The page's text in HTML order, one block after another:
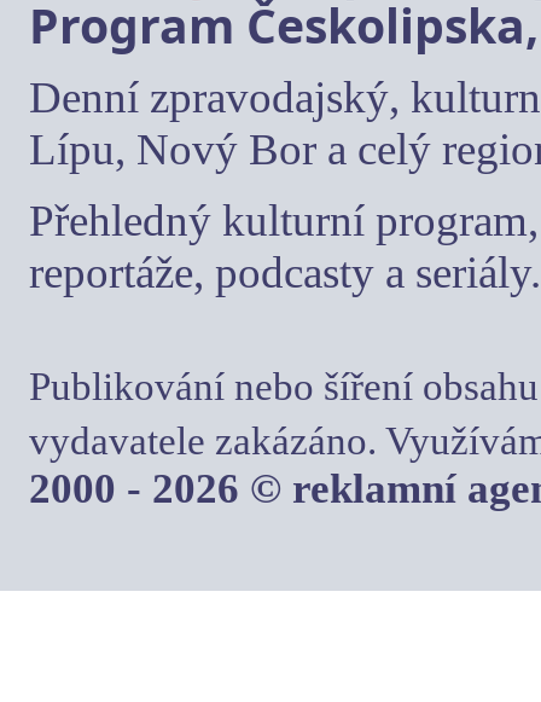
Program
Denní zpravodajský,
Lípu, Nový Bor a celý
Přehledný kulturní
reportáže, podcasty a seriály.
Publikování nebo šíření
vydavatele zakázáno.
2000 - 2026 © reklamní